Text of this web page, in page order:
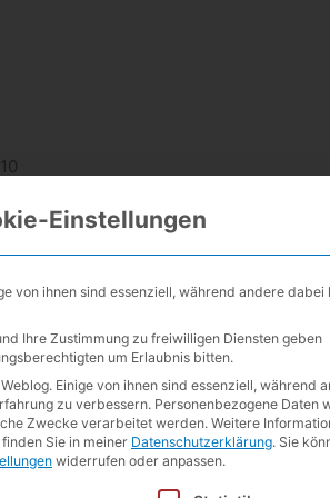
Nächster Beitrag→
Einstellungen
von ihnen sind essenziell, während andere dabei
Ihre Zustimmung zu freiwilligen Diensten geben
um Erlaubnis bitten.
Einige von ihnen sind essenziell, während
zu verbessern. Personenbezogene Daten
Zwecke verarbeitet werden. Weitere
Sie in meiner Datenschutzerklärung. Sie
widerrufen oder anpassen.